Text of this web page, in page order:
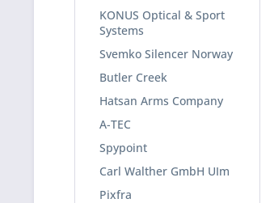
KONUS Optical & Sport
Systems
Svemko Silencer Norway
Butler Creek
Hatsan Arms Company
A-TEC
Spypoint
Carl Walther GmbH UIm
Pixfra